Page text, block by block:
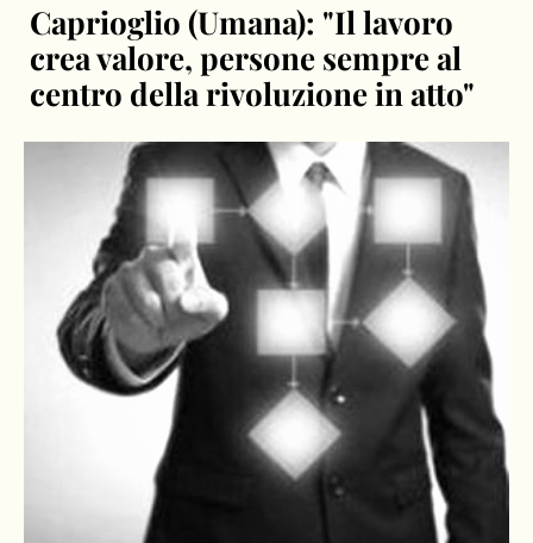
Caprioglio (Umana): "Il lavoro
crea valore, persone sempre al
centro della rivoluzione in atto"